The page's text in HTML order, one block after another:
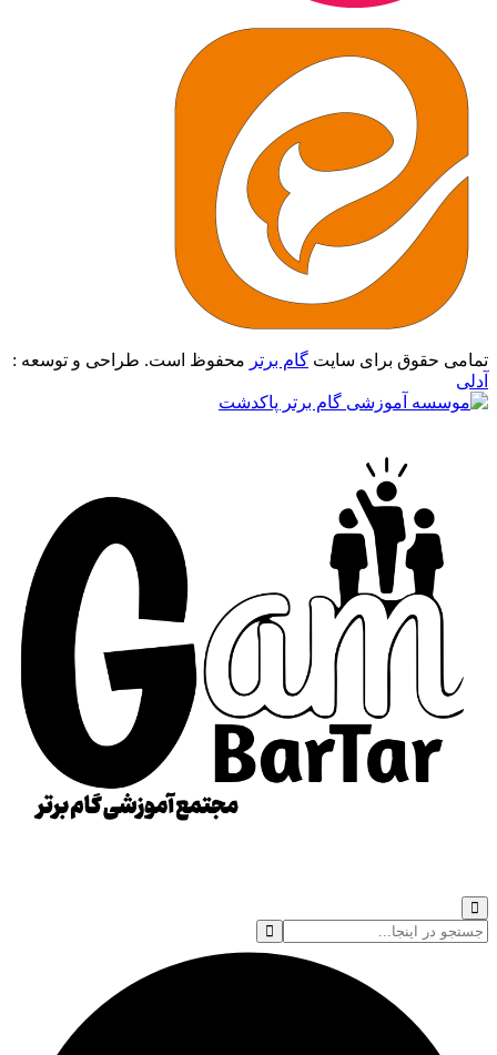
تمامی حقوق برای سایت گام برتر محفوظ است. طراحی و توسعه :
آدلی